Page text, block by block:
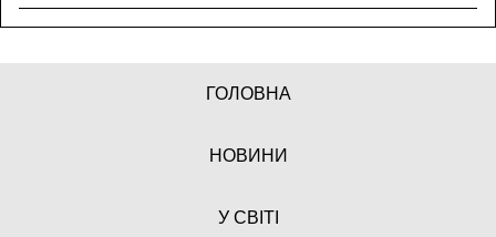
ГОЛОВНА
НОВИНИ
У СВІТІ